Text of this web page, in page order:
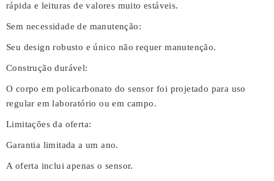
rápida e leituras de valores muito estáveis.
Sem necessidade de manutenção:
Seu design robusto e único não requer manutenção.
Construção durável:
O corpo em policarbonato do sensor foi projetado para uso
regular em laboratório ou em campo.
Limitações da oferta:
Garantia limitada a um ano.
A oferta inclui apenas o sensor.